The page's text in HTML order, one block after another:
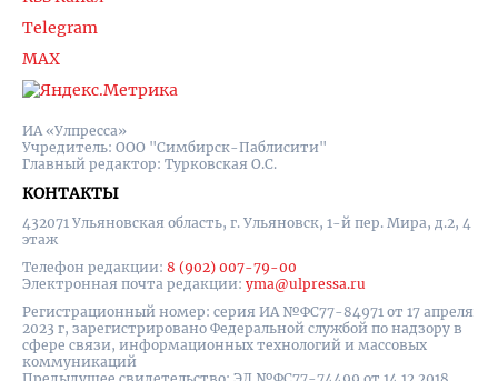
ИА «Улпресса»
Учредитель: ООО "Симбирск-Паблисити"
Главный редактор: Турковская О.С.
КОНТАКТЫ
432071 Ульяновская область, г. Ульяновск, 1-й пер. Мира, д.2, 4
этаж
Телефон редакции: 8 (902) 007-79-00
Электронная почта редакции: yma@ulpressa.ru
Регистрационный номер: серия ИА №ФС77-84971 от 17 апреля
2023 г, зарегистрировано Федеральной службой по надзору в
сфере связи, информационных технологий и массовых
коммуникаций
Telegram
MAX